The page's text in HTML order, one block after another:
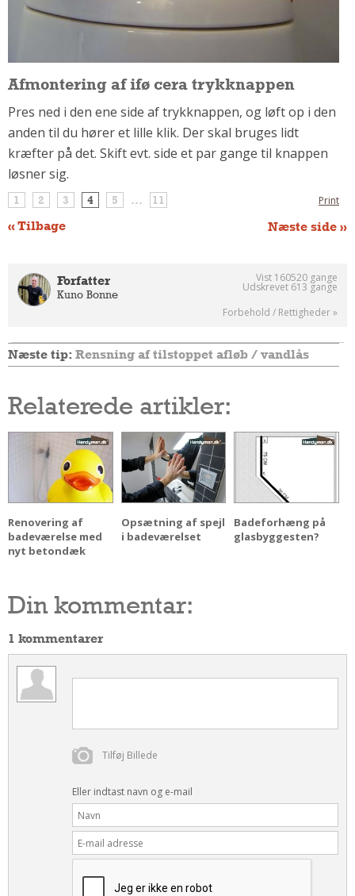
Kemi
Båd
GARTNER
Beplantning
Belægning
Skadedyr
Om Værktøj
Andet
RENGØRING
Pletleksikon
Afmontering af ifø cera trykknappen
Pres ned i den ene side af trykknappen, og løft op i den
anden til du hører et lille klik. Der skal bruges lidt
kræfter på det. Skift evt. side et par gange til knappen
løsner sig.
1 2 3 4 5 ... 11
« Tilbage Næste side »
Print
Forfatter
Kuno Bonne
Vist 160520 gange
Udskrevet 613 gange
Forbehold / Rettigheder »
Næste tip: Rensning af tilstoppet afløb / vandlås
Relaterede artikler:
Renovering af
badeværelse med
nyt betondæk
Opsætning af spejl
i badeværelset
Badeforhæng på
glasbyggesten?
Din kommentar:
1 kommentarer
Tilføj Billede
Eller indtast navn og e-mail